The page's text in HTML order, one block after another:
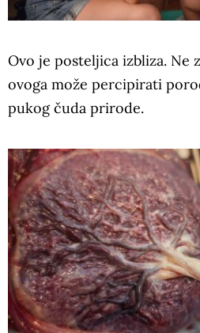
Ovo je posteljica izbliza. Ne
ovoga može percipirati
pukog čuda prirode.